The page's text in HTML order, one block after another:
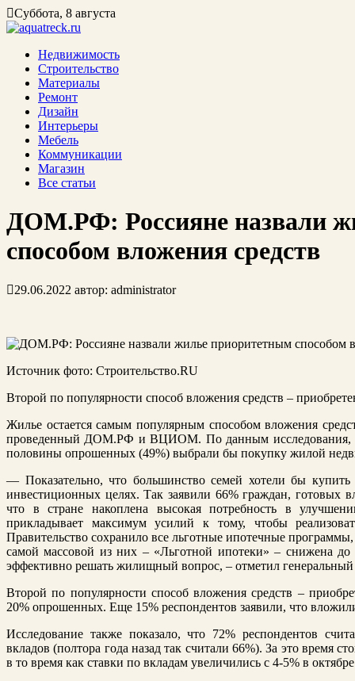
Суббота, 8 августа
Недвижимость
Строительство
Материалы
Ремонт
Дизайн
Интерьеры
Мебель
Коммуникации
Магазин
Все статьи
ДОМ.РФ: Россияне назвали
способом вложения средств
29.06.2022 автор: administrator
Источник фото: Строительство.RU
Второй по популярности способ вложения средств –
Жилье остается самым популярным способом вложения
проведенный ДОМ.РФ и ВЦИОМ. По данным исследования,
половины опрошенных (49%) выбрали бы покупку жилой
— Показательно, что большинство семей хотели бы
инвестиционных целях. Так заявили 66% граждан, готовых
что в стране накоплена высокая потребность в
прикладывает максимум усилий к тому, чтобы
Правительство сохранило все льготные ипотечные
самой массовой из них – «Льготной ипотеки» – снижена
эффективно решать жилищный вопрос, – отметил
Второй по популярности способ вложения средств –
20% опрошенных. Еще 15% респондентов заявили, что
Исследование также показало, что 72% респондентов
вкладов (полтора года назад так считали 66%). За это время
в то время как ставки по вкладам увеличились с 4-5% в